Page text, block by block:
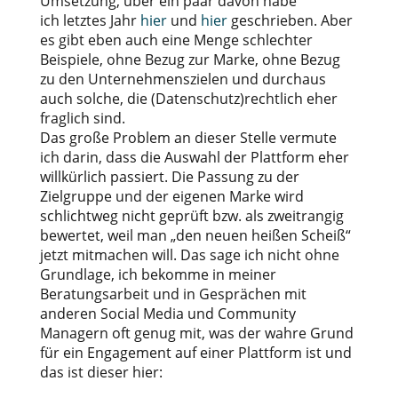
ich letztes Jahr hierund hiergeschrieben. Aber
es gibt eben auch eine Menge schlechter
Beispiele, ohne Bezug zur Marke, ohne Bezug
zu den Unternehmenszielen und durchaus
auch solche, die (Datenschutz)rechtlich eher
fraglich sind.
Das große Problem an dieser Stelle vermute
ich darin, dass die Auswahl der Plattform eher
willkürlich passiert. Die Passung zu der
Zielgruppe und der eigenen Marke wird
schlichtweg nicht geprüft bzw. als zweitrangig
bewertet, weil man „den neuen heißen Scheiß“
jetzt mitmachen will. Das sage ich nicht ohne
Grundlage, ich bekomme in meiner
Beratungsarbeit und in Gesprächen mit
anderen Social Media und Community
Managern oft genug mit, was der wahre Grund
für ein Engagement auf einer Plattform ist und
das ist dieser hier: